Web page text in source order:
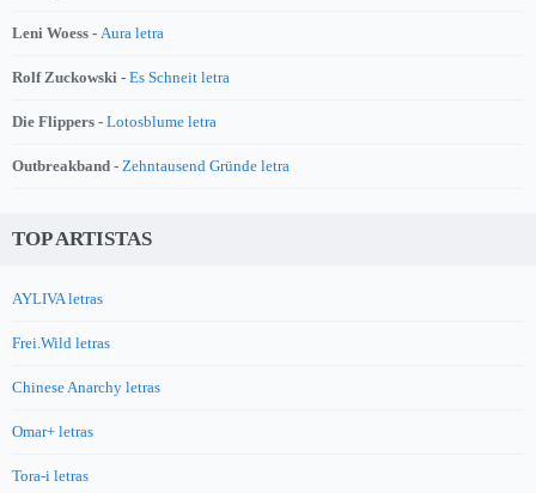
Leni Woess - Aura letra
Rolf Zuckowski - Es Schneit letra
Die Flippers - Lotosblume letra
Outbreakband - Zehntausend Gründe letra
TOP ARTISTAS
AYLIVA letras
Frei.Wild letras
Chinese Anarchy letras
Omar+ letras
Tora-i letras